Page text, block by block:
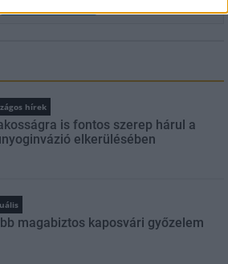
hírek
is fontos szerep hárul a
elkerülésében
magabiztos kaposvári győzelem